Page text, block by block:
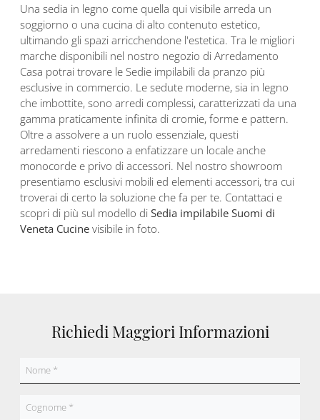
Una sedia in legno come quella qui visibile arreda un
soggiorno o una cucina di alto contenuto estetico,
ultimando gli spazi arricchendone l'estetica. Tra le migliori
marche disponibili nel nostro negozio di Arredamento
Casa potrai trovare le Sedie impilabili da pranzo più
esclusive in commercio. Le sedute moderne, sia in legno
che imbottite, sono arredi complessi, caratterizzati da una
gamma praticamente infinita di cromie, forme e pattern.
Oltre a assolvere a un ruolo essenziale, questi
arredamenti riescono a enfatizzare un locale anche
monocorde e privo di accessori. Nel nostro showroom
presentiamo esclusivi mobili ed elementi accessori, tra cui
troverai di certo la soluzione che fa per te. Contattaci e
scopri di più sul modello di Sedia impilabile Suomi di
Veneta Cucine visibile in foto.
Richiedi Maggiori Informazioni